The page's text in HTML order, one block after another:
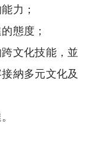
力；
態度；
文化技能，並
納多元文化及